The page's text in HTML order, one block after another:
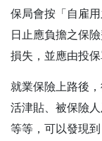
保局會按「自雇
日止應負擔之保
損失，並應由投
就業保險上路後
活津貼、被保險
等等，可以發現